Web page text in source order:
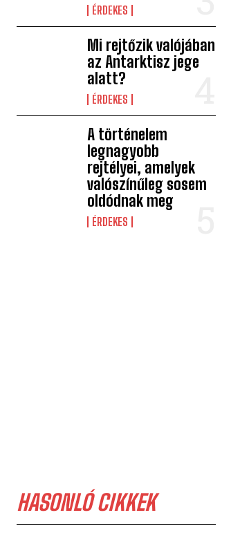
ÉRDEKES
Mi rejtőzik valójában
az Antarktisz jege
alatt?
ÉRDEKES
A történelem
legnagyobb
rejtélyei, amelyek
valószínűleg sosem
oldódnak meg
ÉRDEKES
HASONLÓ CIKKEK